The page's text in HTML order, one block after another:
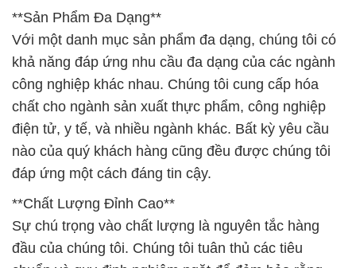
**Sản Phẩm Đa Dạng**
Với một danh mục sản phẩm đa dạng, chúng tôi có
khả năng đáp ứng nhu cầu đa dạng của các ngành
công nghiệp khác nhau. Chúng tôi cung cấp hóa
chất cho ngành sản xuất thực phẩm, công nghiệp
điện tử, y tế, và nhiều ngành khác. Bất kỳ yêu cầu
nào của quý khách hàng cũng đều được chúng tôi
đáp ứng một cách đáng tin cậy.
**Chất Lượng Đỉnh Cao**
Sự chú trọng vào chất lượng là nguyên tắc hàng
đầu của chúng tôi. Chúng tôi tuân thủ các tiêu